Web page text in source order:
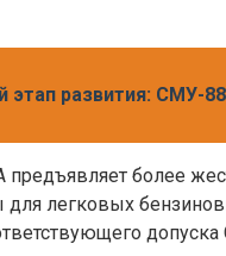
этап развития: СМУ-
предъявляет более
для легковых